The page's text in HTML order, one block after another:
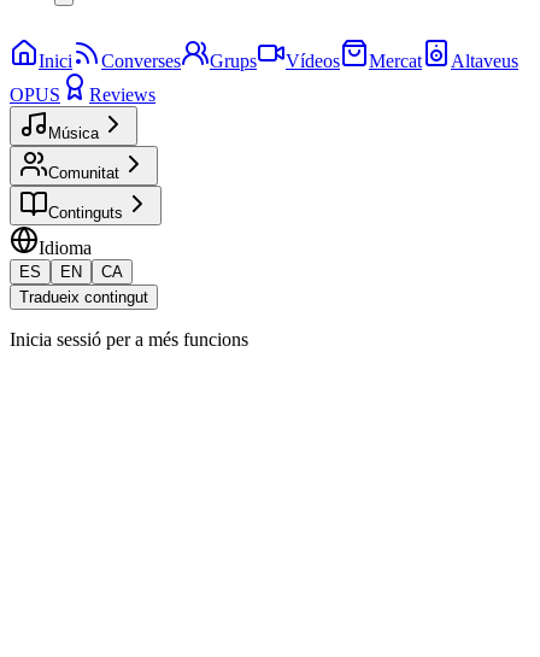
Inici Converses Grups Vídeos Mercat
Altaveus
OPUS
Reviews
Música
Comunitat
Continguts
Idioma
ES EN
CA
Tradueix contingut
Inicia sessió per a més funcions